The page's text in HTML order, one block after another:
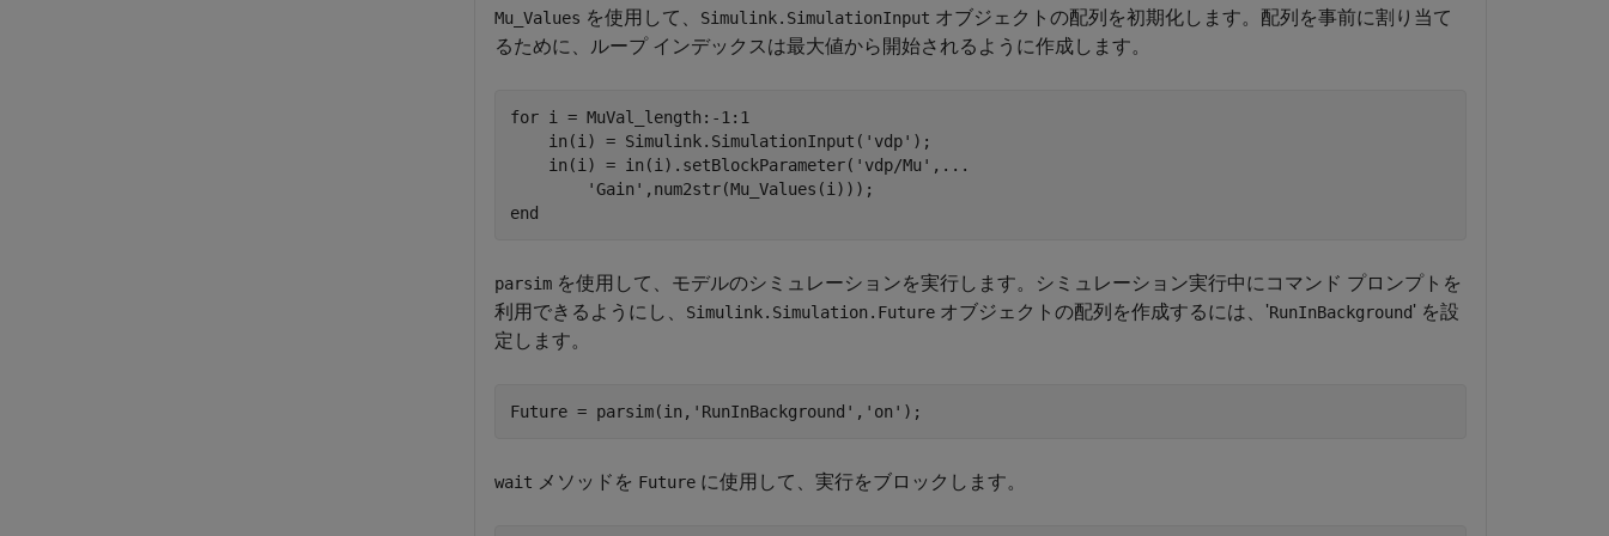
Mu_Values を使用して、 Simulink.SimulationInput オブジェクトの配列を初期化します。配列を事前に割り当て
るために、ループ インデックスは最大値から開始されるように作成します。
for i = MuVal_length:-1:1
    in(i) = Simulink.SimulationInput(
'vdp' );
    in(i) = in(i).setBlockParameter(
'vdp/Mu' , ...
'Gain'
end
parsim を使用して、モデルのシミュレーションを実行します。シミュレーション実行中にコマンド プロンプトを
利用できるようにし、 Simulink.Simulation.Future オブジェクトの配列を作成するには、'RunInBackground' を設
定します。
Future = parsim(in, 'RunInBackground' , 'on' );
wait メソッドを Future に使用して、実行をブロックします。